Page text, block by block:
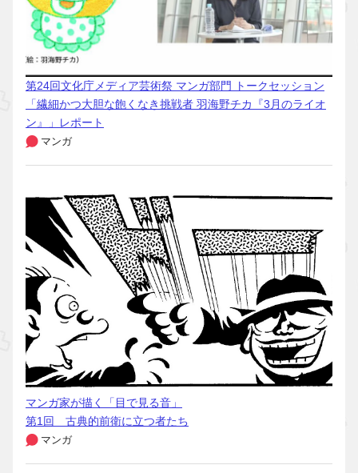
第24回文化庁メディア芸術祭 マンガ部門 トークセッション
「繊細かつ大胆な飽くなき挑戦者 羽海野チカ『3月のライオ
ン』」レポート
マンガ
マンガ家が描く「目で見る音」
第1回 古典的前衛に立つ者たち
マンガ